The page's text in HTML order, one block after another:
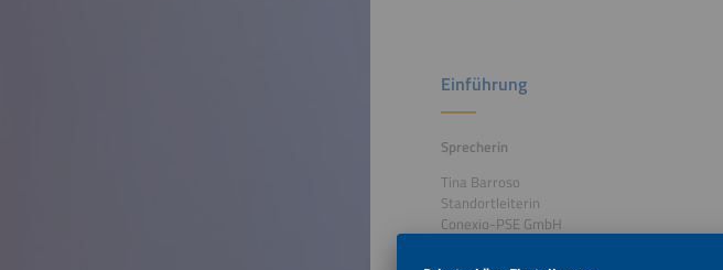
Einführung
Sprecherin
Tina Barroso
Standortleiterin
Conexio-PSE GmbH